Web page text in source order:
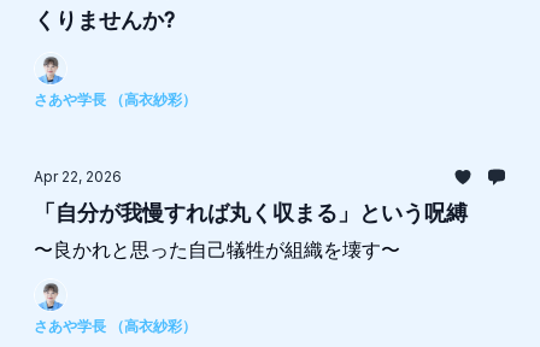
くりませんか?
さあや学長 （高衣紗彩）
Apr 22, 2026
「自分が我慢すれば丸く収まる」という呪縛
〜良かれと思った自己犠牲が組織を壊す〜
さあや学長 （高衣紗彩）